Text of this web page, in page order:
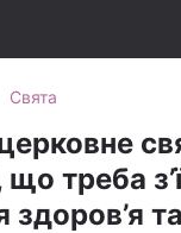
Свята
що треба
здоров’я